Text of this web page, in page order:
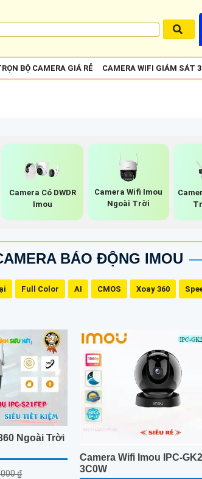
BỘ CAMERA GIÁ RẺ CAMERA WIFI GIÁM SÁT
Camera Có DWDR
Imou
Camera Wifi Imou
Ngoài Trời
BÁO ĐỘNG IMOU
Full Color AI CMOS Xoay 360
Ngoài Trời
₫
Camera Wifi Imou IPC-
3C0W